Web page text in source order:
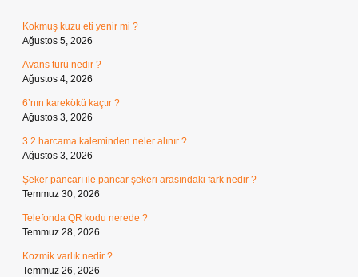
Kokmuş kuzu eti yenir mi ?
Ağustos 5, 2026
Avans türü nedir ?
Ağustos 4, 2026
6’nın karekökü kaçtır ?
Ağustos 3, 2026
3.2 harcama kaleminden neler alınır ?
Ağustos 3, 2026
Şeker pancarı ile pancar şekeri arasındaki fark nedir ?
Temmuz 30, 2026
Telefonda QR kodu nerede ?
Temmuz 28, 2026
Kozmik varlık nedir ?
Temmuz 26, 2026